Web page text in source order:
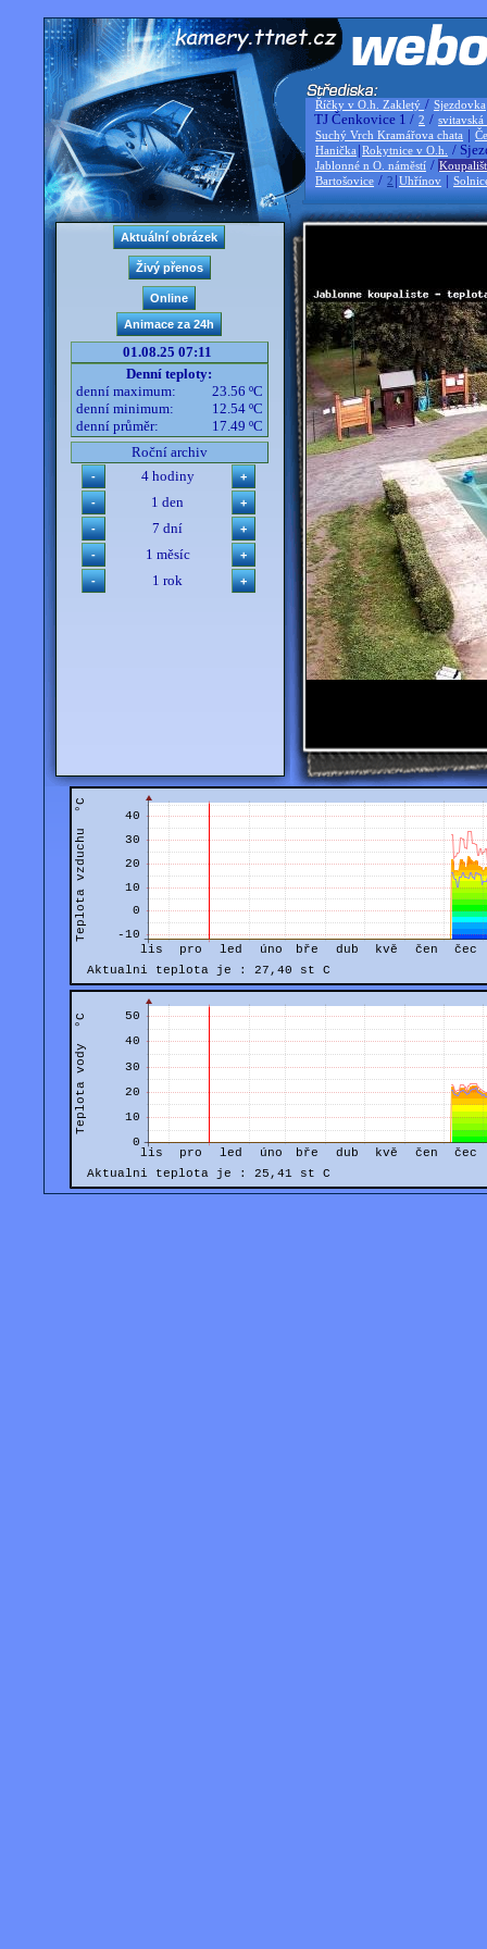
Říčky v O.h. Zakletý / Sjezdovka
TJ Čenkovice 1 / 2 / svitavská
Suchý Vrch Kramářova chata |
Hanička |Rokytnice v O.h. /
Jablonné n O. náměstí /
Bartošovice / 2 |Uhřínov |
01.08.25 07:11
Denní teploty:
denní maximum:
23.56 ºC
denní minimum:
12.54 ºC
denní průměr:
17.49 ºC
Roční archiv
4 hodiny
1 den
7 dní
1 měsíc
1 rok